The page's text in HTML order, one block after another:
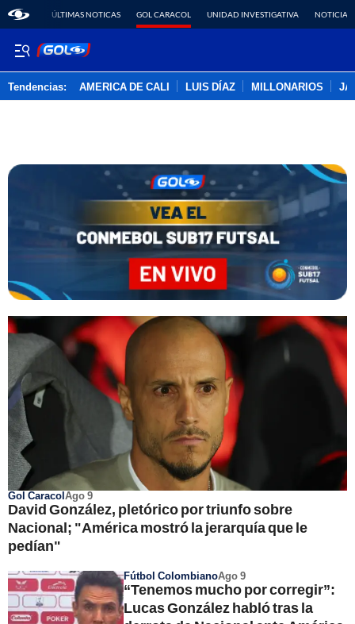
ÚLTIMAS NOTICAS GOL CARACOL UNIDAD INVESTIGATIVA NOTICIAS
Tendencias: AMERICA DE CALI LUIS DÍAZ MILLONARIOS
Gol CaracolAgo 9
David González, pletórico por triunfo sobre
Nacional; "América mostró la jerarquía que le
pedían"
Fútbol ColombianoAgo 9
“Tenemos mucho por corregir”:
Lucas González habló tras la